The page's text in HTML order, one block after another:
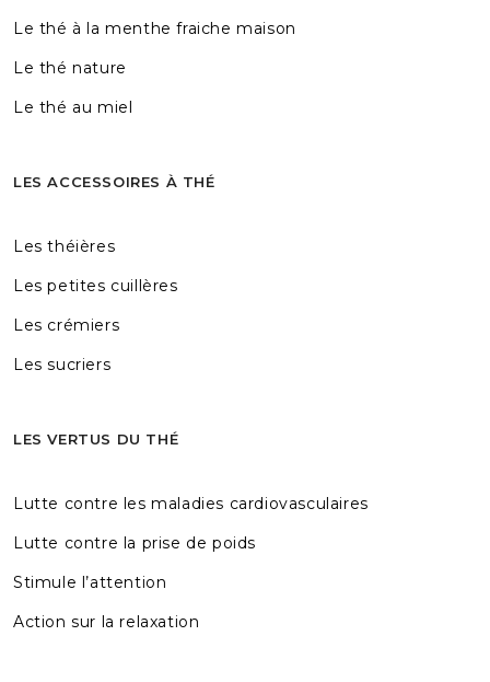
Le thé à la menthe fraiche maison
Le thé nature
Le thé au miel
LES ACCESSOIRES À THÉ
Les théières
Les petites cuillères
Les crémiers
Les sucriers
LES VERTUS DU THÉ
Lutte contre les maladies cardiovasculaires
Lutte contre la prise de poids
Stimule l’attention
Action sur la relaxation